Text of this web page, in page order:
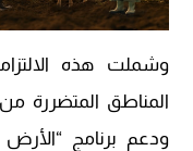
وشملت هذه